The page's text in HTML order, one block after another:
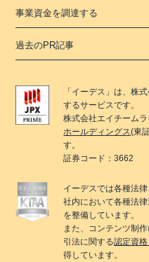
事業資金を調達する
過去のPR記事
「 イーデス 」は、株
するサービスです。
株式会社エイチーム
ホールディングス(東
す。
証券コード：3662
イーデスでは各種法
社内において各種法
を整備しています。
また、コンテンツ制
引法に関する認定資格
得しています。